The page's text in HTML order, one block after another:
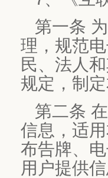
第一条
理，规范
民、法人
规定，制定
第二条
信息，适
布告牌、
用户提供